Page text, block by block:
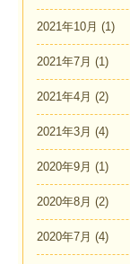
2021年10月 (1)
2021年7月 (1)
2021年4月 (2)
2021年3月 (4)
2020年9月 (1)
2020年8月 (2)
2020年7月 (4)